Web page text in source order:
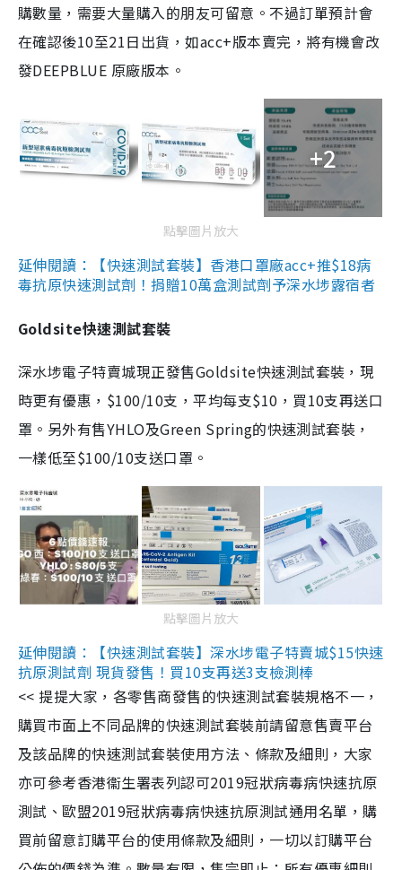
購數量，需要大量購入的朋友可留意。不過訂單預計會
在確認後10至21日出貨，如acc+版本賣完，將有機會改
發DEEPBLUE 原廠版本。
+2
點擊圖片放大
延伸閱讀：【快速測試套裝】香港口罩廠acc+推$18病
毒抗原快速測試劑！捐贈10萬盒測試劑予深水埗露宿者
Goldsite快速測試套裝
深水埗電子特賣城現正發售Goldsite快速測試套裝，現
時更有優惠，$100/10支，平均每支$10，買10支再送口
罩。另外有售YHLO及Green Spring的快速測試套裝，
一樣低至$100/10支送口罩。
點擊圖片放大
延伸閱讀：【快速測試套裝】深水埗電子特賣城$15快速
抗原測試劑 現貨發售！買10支再送3支檢測棒
<< 提提大家，各零售商發售的快速測試套裝規格不一，
購買市面上不同品牌的快速測試套裝前請留意售賣平台
及該品牌的快速測試套裝使用方法、條款及細則，大家
亦可參考香港衞生署表列認可2019冠狀病毒病快速抗原
測試、歐盟2019冠狀病毒病快速抗原測試通用名單，購
買前留意訂購平台的使用條款及細則，一切以訂購平台